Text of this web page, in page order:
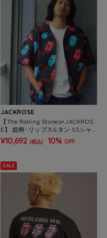
JACKROSE
【The Rolling Stones×JACKROS
E】 総柄･リップス&タン SSシャ
ツ(MENS)
¥10,692 (税込) 10% OFF
SALE